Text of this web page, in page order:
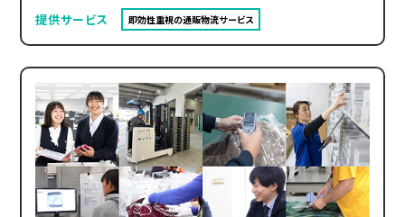
提供サービス 即効性重視の通販物流サービス